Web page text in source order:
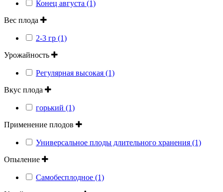
Конец августа (1)
Вес плода
2-3 гр (1)
Урожайность
Регулярная высокая (1)
Вкус плода
горький (1)
Применение плодов
Универсальное плоды длительного хранения (1)
Опыление
Самобесплодное (1)